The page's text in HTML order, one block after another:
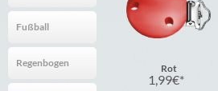
Fußball
Regenbogen Rot
1,99€